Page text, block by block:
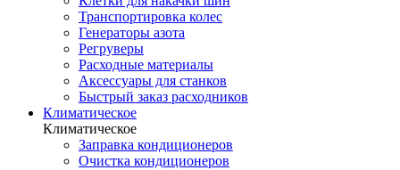
Транспортировка колес
Генераторы азота
Регруверы
Расходные материалы
Аксессуары для станков
Быстрый заказ расходников
Климатическое
Климатическое
Заправка кондиционеров
Очистка кондиционеров